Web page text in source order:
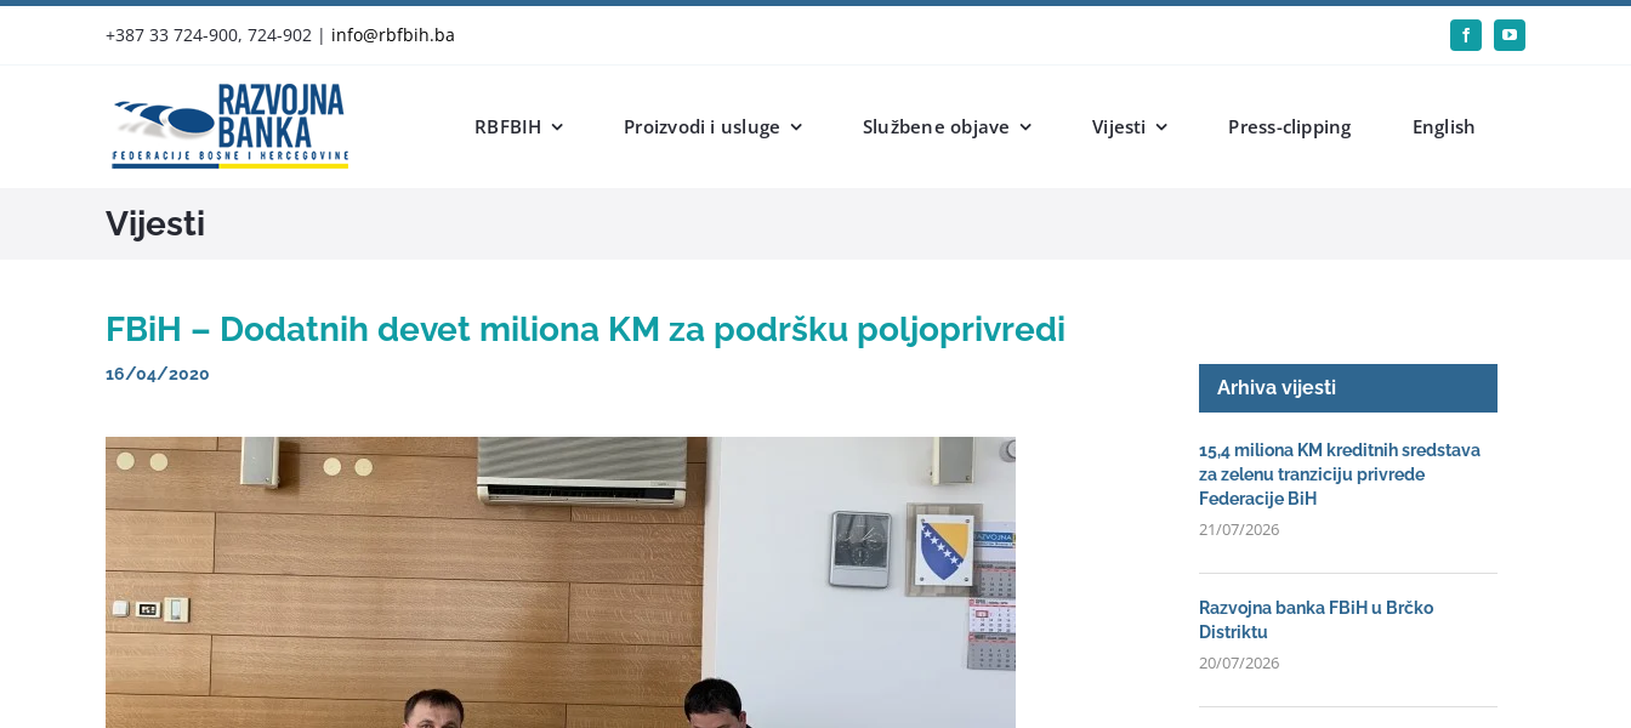
+387 33 724-900, 724-902 | info@rbfbih.ba
RBFBIH Proizvodi i usluge Službene objave Vijesti Press-clipping English
Vijesti
FBiH – Dodatnih devet miliona KM za podršku poljoprivredi
16/04/2020
Arhiva vijesti
15,4 miliona KM kreditnih sredstava
za zelenu tranziciju privrede
Federacije BiH
21/07/2026
Razvojna banka FBiH u Brčko
Distriktu
20/07/2026